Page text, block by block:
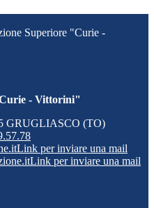
Superiore "Curie -
- Vittorini"
GRUGLIASCO (TO)
Link per inviare una mail
Link per inviare una mail